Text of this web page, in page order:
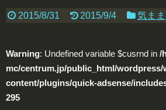
2015/8/31 2015/9/4 気ま
Warning: Undefined variable $cusrnd in /
mc/centrum.jp/public_html/wordpress/
content/plugins/quick-adsense/
295